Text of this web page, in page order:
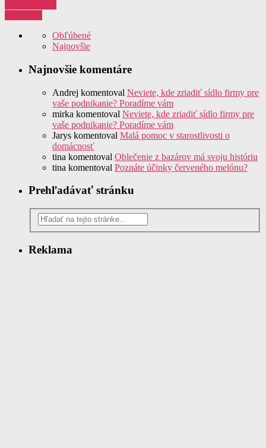
Obľúbené
Najnovšie
Najnovšie komentáre
Andrej komentoval Neviete, kde zriadiť sídlo firmy pre
vaše podnikanie? Poradíme vám
mirka komentoval Neviete, kde zriadiť sídlo firmy pre
vaše podnikanie? Poradíme vám
Jarys komentoval Malá pomoc v starostlivosti o
domácnosť
tina komentoval Oblečenie z bazárov má svoju históriu
tina komentoval Poznáte účinky červeného melónu?
Prehľadávať stránku
Reklama